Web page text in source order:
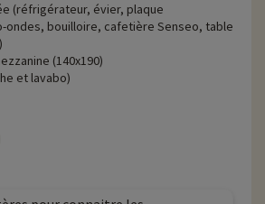
(réfrigérateur, évier, plaque
ondes, bouilloire, cafetière Senseo, table
(140x190)
et lavabo)